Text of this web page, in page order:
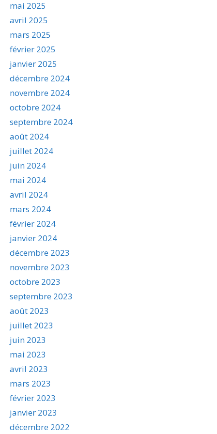
mai 2025
avril 2025
mars 2025
février 2025
janvier 2025
décembre 2024
novembre 2024
octobre 2024
septembre 2024
août 2024
juillet 2024
juin 2024
mai 2024
avril 2024
mars 2024
février 2024
janvier 2024
décembre 2023
novembre 2023
octobre 2023
septembre 2023
août 2023
juillet 2023
juin 2023
mai 2023
avril 2023
mars 2023
février 2023
janvier 2023
décembre 2022